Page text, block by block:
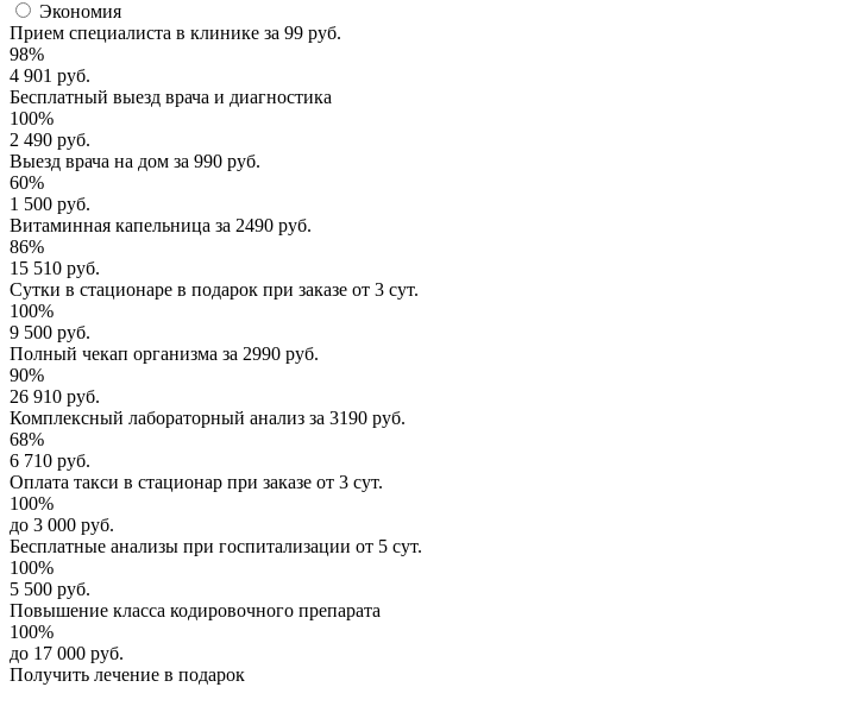
Экономия
Прием специалиста в клинике за 99 руб.
98%
4 901 руб.
Бесплатный выезд врача и диагностика
100%
2 490 руб.
Выезд врача на дом за 990 руб.
60%
1 500 руб.
Витаминная капельница за 2490 руб.
86%
15 510 руб.
Сутки в стационаре в подарок при заказе от 3 сут.
100%
9 500 руб.
Полный чекап организма за 2990 руб.
90%
26 910 руб.
Комплексный лабораторный анализ за 3190 руб.
68%
6 710 руб.
Оплата такси в стационар при заказе от 3 сут.
100%
до 3 000 руб.
Бесплатные анализы при госпитализации от 5 сут.
100%
5 500 руб.
Повышение класса кодировочного препарата
100%
до 17 000 руб.
Получить лечение в подарок